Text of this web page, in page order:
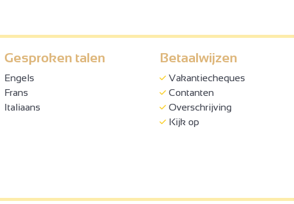
Gesproken talen
Engels
Frans
Italiaans
Betaalwijzen
Vakantiecheques
Contanten
Overschrijving
Kijk op